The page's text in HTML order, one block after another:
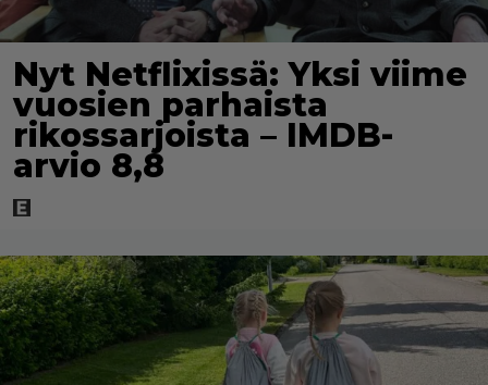
Nyt Netflixissä: Yksi viime
vuosien parhaista
rikossarjoista – IMDB-
arvio 8,8